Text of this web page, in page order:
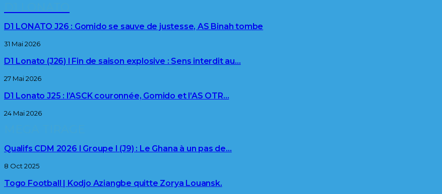
D1 LONATO J26 : Gomido se sauve de justesse, AS Binah tombe
31 Mai 2026
D1 Lonato (J26) l Fin de saison explosive : Sens interdit au…
27 Mai 2026
D1 Lonato J25 : l’ASCK couronnée, Gomido et l’AS OTR…
24 Mai 2026
Qualifs CDM 2026 l Groupe I (J9) : Le Ghana à un pas de…
8 Oct 2025
Togo Football | Kodjo Aziangbe quitte Zorya Louansk.